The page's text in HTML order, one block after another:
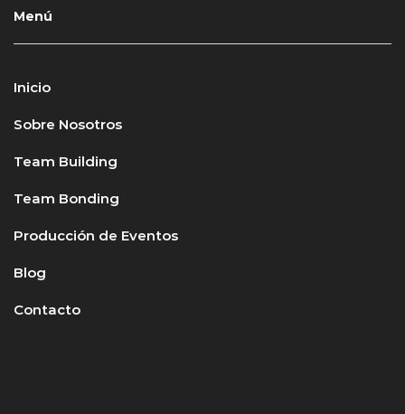
Menú
Inicio
Sobre Nosotros
Team Building
Team Bonding
Producción de Eventos
Blog
Contacto